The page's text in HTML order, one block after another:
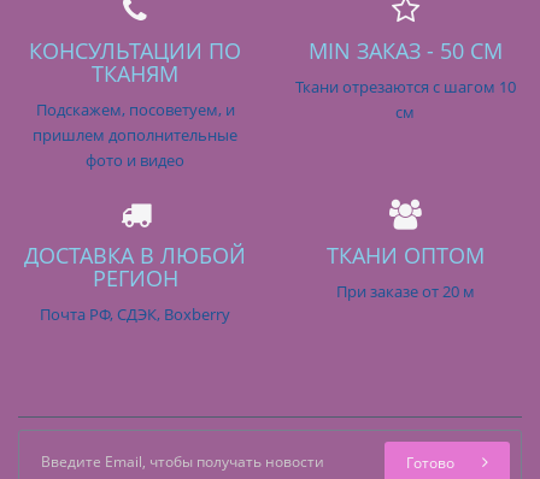
КОНСУЛЬТАЦИИ ПО
ТКАНЯМ
Подскажем, посоветуем, и
пришлем дополнительные
фото и видео
MIN ЗАКАЗ - 50 СМ
Ткани отрезаются с шагом 10
см
ДОСТАВКА В ЛЮБОЙ
РЕГИОН
Почта РФ, СДЭК, Boxberry
ТКАНИ ОПТОМ
При заказе от 20 м
Готово